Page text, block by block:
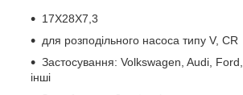
17X28X7,3
для розподільного насоса типу V, CR
Застосування: Volkswagen, Audi,
інші